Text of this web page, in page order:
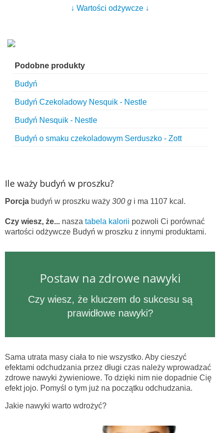
↓ Wartości odżywcze ↓
Podobne produkty
Budyń
Budyń Czekoladowy Nesquik - Nestle
Budyń Nesquik - Nestle
Budyń o smaku czekoladowym Serduszko - Zott
Ile waży budyń w proszku?
Porcja budyń w proszku waży 300 g i ma 1107 kcal.
Czy wiesz, że... nasza tabela kalorii pozwoli Ci porównać
wartości odżywcze Budyń w proszku z innymi produktami.
Postaw na zdrowe nawyki
Czy wiesz, że kluczem do sukcesu są
prawidłowe nawyki?
Sama utrata masy ciała to nie wszystko. Aby cieszyć
efektami odchudzania przez długi czas należy wprowadzać
zdrowe nawyki żywieniowe. To dzięki nim nie dopadnie Cię
efekt jojo. Pomyśl o tym już na początku odchudzania.
Jakie nawyki warto wdrożyć?